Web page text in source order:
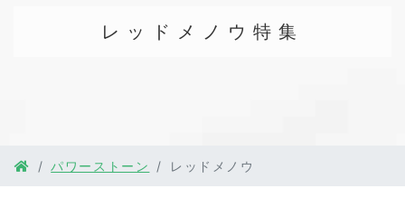
レッドメノウ 特集
パワーストーン レッドメノウ